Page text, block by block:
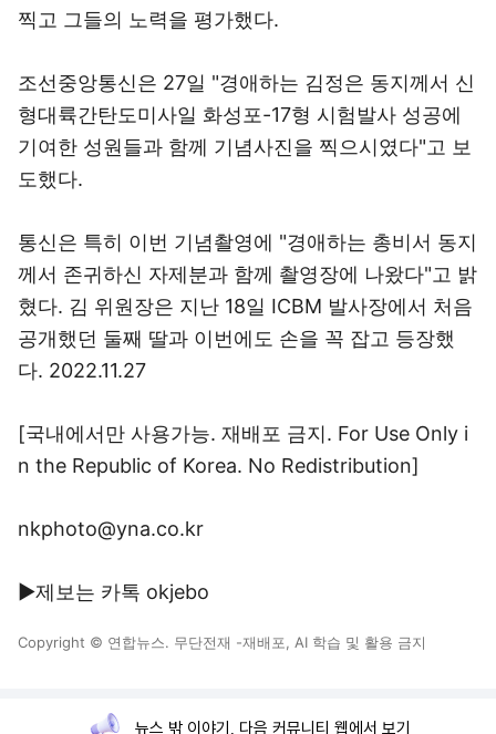
찍고 그들의 노력을 평가했다.
조선중앙통신은 27일 "경애하는 김정은 동지께서 신
형대륙간탄도미사일 화성포-17형 시험발사 성공에
기여한 성원들과 함께 기념사진을 찍으시였다"고 보
도했다.
통신은 특히 이번 기념촬영에 "경애하는 총비서 동지
께서 존귀하신 자제분과 함께 촬영장에 나왔다"고 밝
혔다. 김 위원장은 지난 18일 ICBM 발사장에서 처음
공개했던 둘째 딸과 이번에도 손을 꼭 잡고 등장했
다. 2022.11.27
[국내에서만 사용가능. 재배포 금지. For Use Only i
n the Republic of Korea. No Redistribution]
nkphoto@yna.co.kr
▶제보는 카톡 okjebo
Copyright © 연합뉴스. 무단전재 -재배포, AI 학습 및 활용 금지
뉴스 밖 이야기, 다음 커뮤니티 웹에서 보기